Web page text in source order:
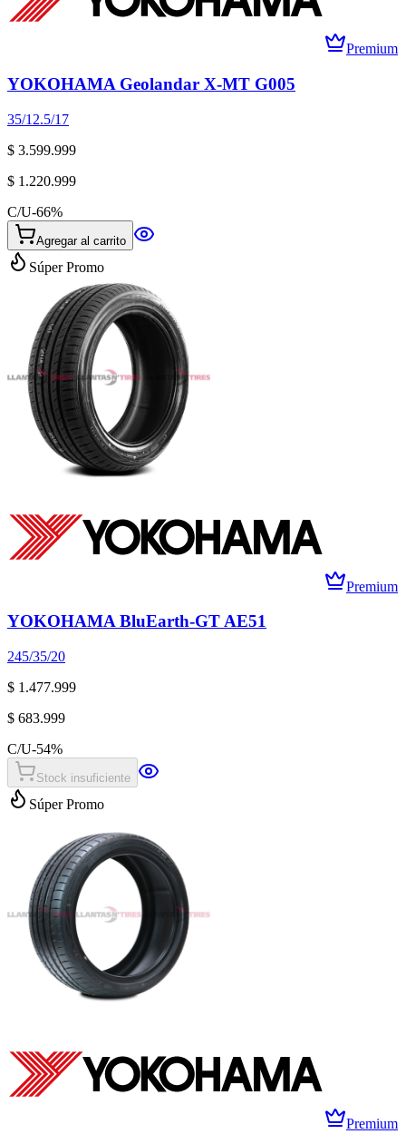
Premium
YOKOHAMA Geolandar X-MT G005
35/12.5/17
$ 3.599.999
$ 1.220.999
C/U-66%
Agregar al carrito
Súper Promo
Premium
YOKOHAMA BluEarth-GT AE51
245/35/20
$ 1.477.999
$ 683.999
C/U-54%
Stock insuficiente
Súper Promo
Premium